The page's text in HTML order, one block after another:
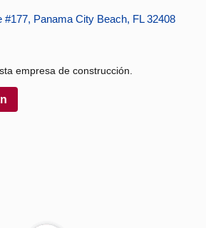
#177, Panama City Beach, FL 32408
empresa de construcción.